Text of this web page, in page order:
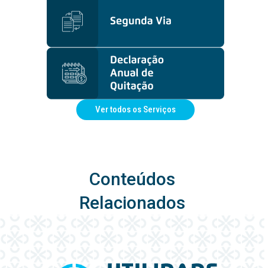
Ver todos os Serviços
Conteúdos
Relacionados